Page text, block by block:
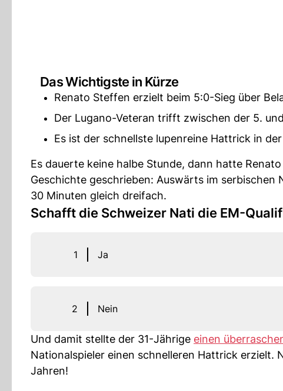
Das Wichtigste in Kürze
Renato Steffen erzielt beim 5:0-Sieg über
Der Lugano-Veteran trifft zwischen der 5.
Es ist der schnellste lupenreine Hattrick in
Es dauerte keine halbe Stunde, dann hatte
Geschichte geschrieben: Auswärts im
30 Minuten gleich dreifach.
Schafft die Schweizer Nati die EM-
1 Ja
2 Nein
Und damit stellte der 31-Jährige einen
Nationalspieler einen schnelleren Hattrick erzielt.
Jahren!